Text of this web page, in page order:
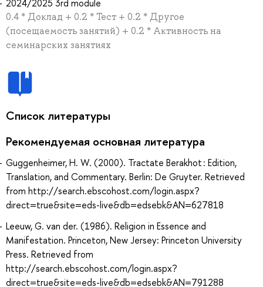
2024/2025 3rd module
0.4 * Доклад + 0.2 * Тест + 0.2 * Другое
(посещаемость занятий) + 0.2 * Активность на
семинарских занятиях
Список литературы
Рекомендуемая основная литература
Guggenheimer, H. W. (2000). Tractate Berakhot : Edition,
Translation, and Commentary. Berlin: De Gruyter. Retrieved
from http://search.ebscohost.com/login.aspx?
direct=true&site=eds-live&db=edsebk&AN=627818
Leeuw, G. van der. (1986). Religion in Essence and
Manifestation. Princeton, New Jersey: Princeton University
Press. Retrieved from
http://search.ebscohost.com/login.aspx?
direct=true&site=eds-live&db=edsebk&AN=791288